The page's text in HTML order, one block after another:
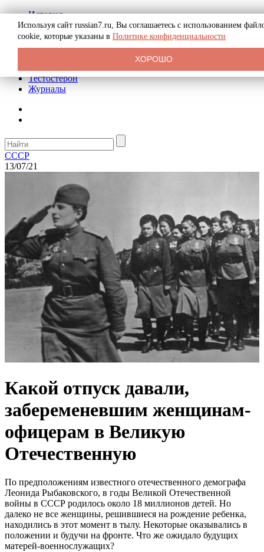
История
Биография
Криминал
Реклама на сайте
Тестостерон
Журналы
СССР
13/07/21
Какой отпуск давали,
забеременевшим женщинам-
офицерам в Великую
Отечественную
По предположениям известного отечественного демографа
Леонида Рыбаковского, в годы Великой Отечественной
войны в СССР родилось около 18 миллионов детей. Но
далеко не все женщины, решившиеся на рождение ребенка,
находились в этот момент в тылу. Некоторые оказывались в
положении и будучи на фронте. Что же ожидало будущих
матерей-военнослужащих?
Используя сайт russian7.ru, Вы соглашаетесь с использованием
cookie, которые указаны в Политике конфиденциальности
ХОРОШО